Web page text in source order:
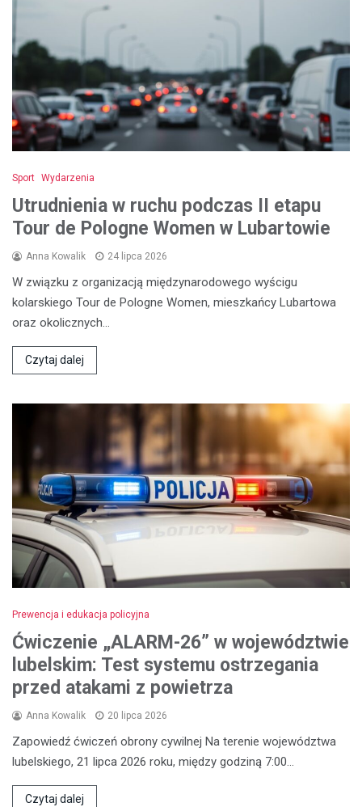
Sport Wydarzenia
Utrudnienia w ruchu podczas II etapu
Tour de Pologne Women w Lubartowie
Anna Kowalik 24 lipca 2026
W związku z organizacją międzynarodowego wyścigu
kolarskiego Tour de Pologne Women, mieszkańcy Lubartowa
oraz okolicznych…
Czytaj dalej
Prewencja i edukacja policyjna
Ćwiczenie „ALARM-26” w województwie
lubelskim: Test systemu ostrzegania
przed atakami z powietrza
Anna Kowalik 20 lipca 2026
Zapowiedź ćwiczeń obrony cywilnej Na terenie województwa
lubelskiego, 21 lipca 2026 roku, między godziną 7:00…
Czytaj dalej